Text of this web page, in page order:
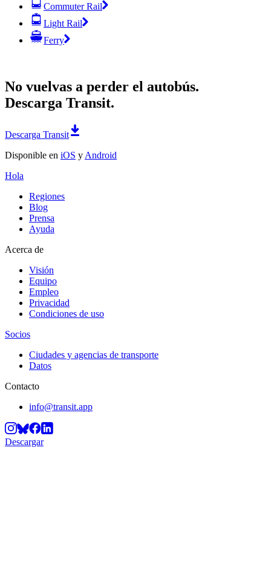
Commuter Rail
Light Rail
Ferry
No vuelvas a perder el autobús.
Descarga Transit.
Descarga Transit
Disponible en iOS y Android
Hola
Regiones
Blog
Prensa
Ayuda
Acerca de
Visión
Equipo
Empleo
Privacidad
Condiciones de uso
Socios
Ciudades y agencias de transporte
Datos
Contacto
info@transit.app
Descargar